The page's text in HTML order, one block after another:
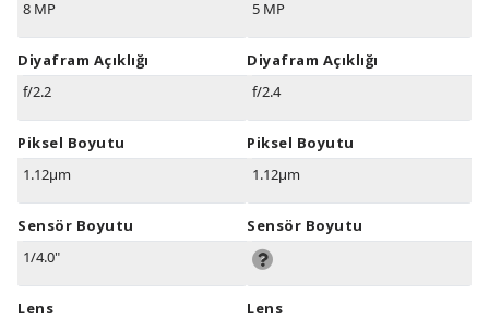
8 MP
Diyafram Açıklığı
f/2.2
Piksel Boyutu
1.12µm
Sensör Boyutu
1/4.0"
Lens
5 MP
Diyafram Açıklığı
f/2.4
Piksel Boyutu
1.12µm
Sensör Boyutu
Lens